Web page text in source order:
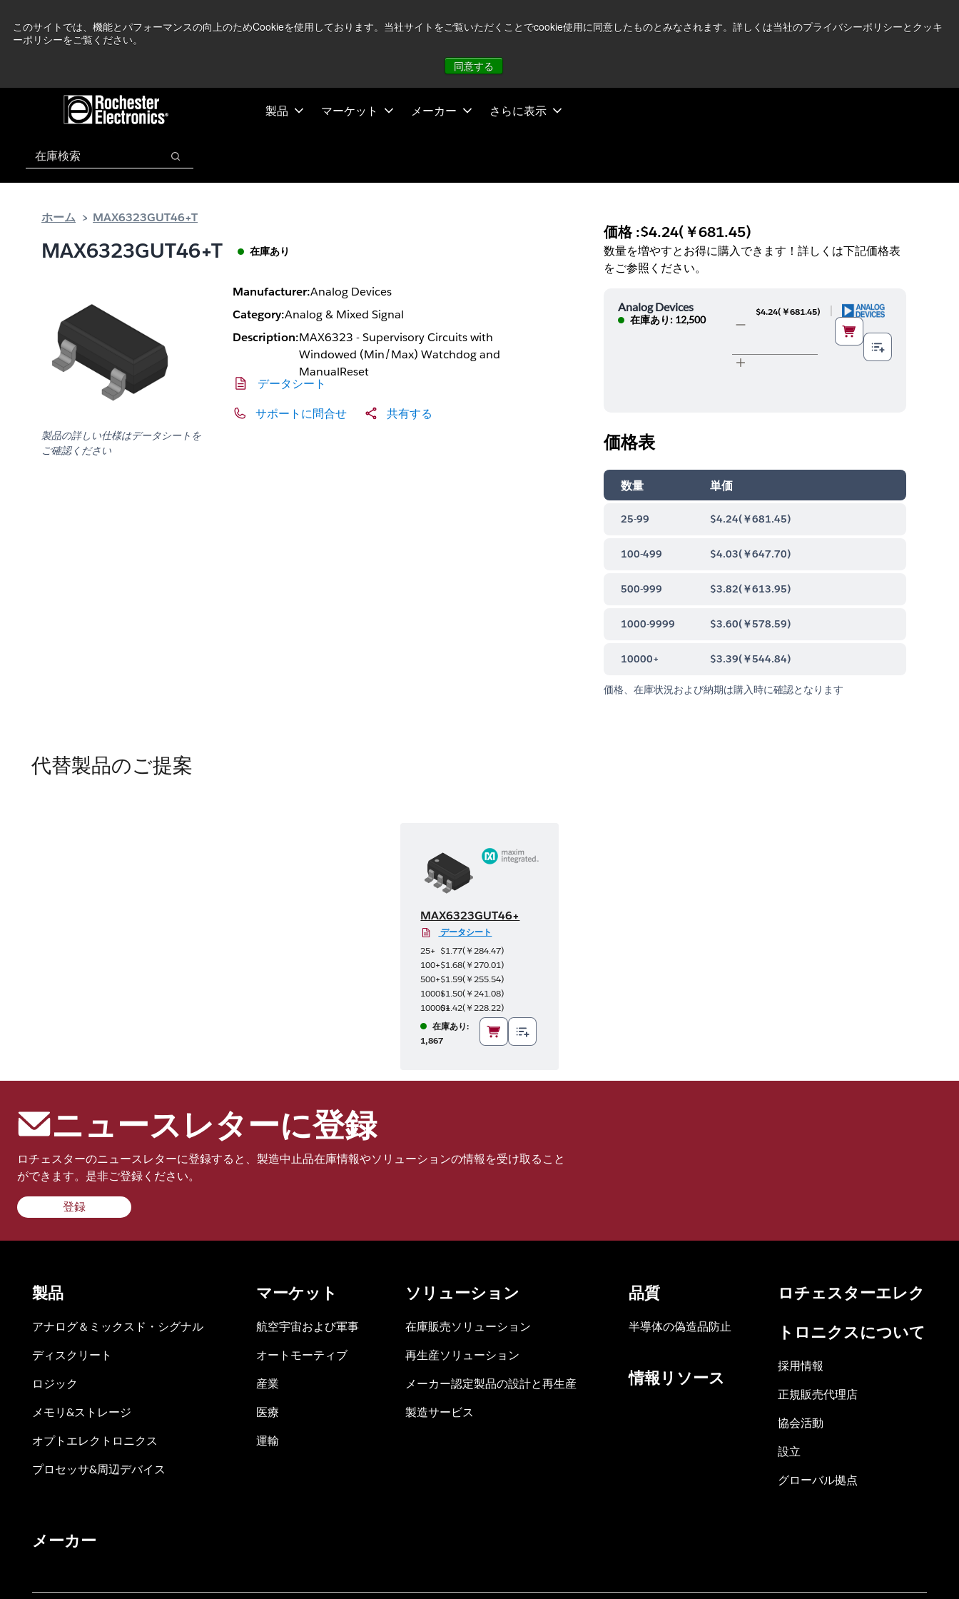
このサイトでは、機能とパフォーマンスの向上のためCookieを使用しております。当社サイトをご覧いただくことでcookie使用に同意したものとみなされます。詳しくは当社のプライバシーポリシーとクッキ
ーポリシーをご覧ください。
同意する
製品 マーケット メーカー さらに表示
検索
検索
ホーム MAX6323GUT46+T
MAX6323GUT46+T 在庫あり
製品の詳しい仕様はデータシートを
ご確認ください
Manufacturer:Analog Devices
Category:Analog & Mixed Signal
Description:MAX6323 - Supervisory Circuits with
Windowed (Min/Max) Watchdog and
ManualReset
データシート
サポートに問合せ 共有する
価格 :$4.24(￥681.45)
数量を増やすとお得に購入できます！詳しくは下記価格表
をご参照ください。
Analog Devices
在庫あり: 12,500
$4.24( ￥681.45) |
価格表
数量 単価
25-99 $4.24(￥681.45)
100-499 $4.03(￥647.70)
500-999 $3.82(￥613.95)
1000-9999 $3.60(￥578.59)
10000+ $3.39(￥544.84)
価格、在庫状況および納期は購入時に確認となります
代替製品のご提案
MAX6323GUT46+
データシート
25+ $1.77(￥284.47)
100+$1.68(￥270.01)
500+$1.59(￥255.54)
1000+$1.50(￥241.08)
10000+$1.42(￥228.22)
在庫あり:
1,867
ニュースレターに登録
ロチェスターのニュースレターに登録すると、製造中止品在庫情報やソリューションの情報を受け取ること
ができます。是非ご登録ください。
登録
製品
アナログ＆ミックスド・シグナル
ディスクリート
ロジック
メモリ&ストレージ
オプトエレクトロニクス
プロセッサ&周辺デバイス
マーケット
航空宇宙および軍事
オートモーティブ
産業
医療
運輸
ソリューション
在庫販売ソリューション
再生産ソリューション
メーカー認定製品の設計と再生産
製造サービス
品質
半導体の偽造品防止
情報リソース
ロチェスターエレク
トロニクスについて
採用情報
正規販売代理店
協会活動
設立
グローバル拠点
メーカー